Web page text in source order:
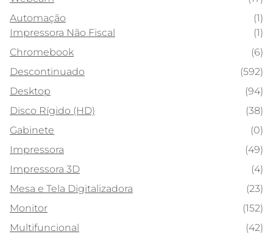
Automação
(1)
Impressora Não Fiscal
(1)
Chromebook
(6)
Descontinuado
(592)
Desktop
(94)
Disco Rígido (HD)
(38)
Gabinete
(0)
Impressora
(49)
Impressora 3D
(4)
Mesa e Tela Digitalizadora
(23)
Monitor
(152)
Multifuncional
(42)